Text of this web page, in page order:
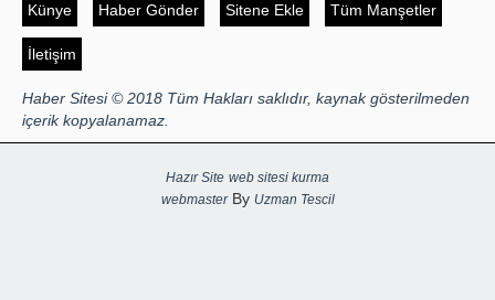
Künye Haber Gönder Sitene Ekle Tüm Manşetler
İletişim
Haber Sitesi © 2018 Tüm Hakları saklıdır, kaynak gösterilmeden
içerik kopyalanamaz.
Hazır Site web sitesi kurma
webmasterBy Uzman Tescil